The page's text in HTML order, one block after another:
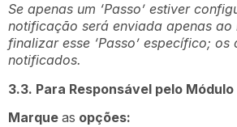
Se apenas um ‘Passo’ estiver
notificação será enviada apenas ao
finalizar esse ‘Passo’ específico; os
notificados.
3.3. Para Responsável pelo Módulo
Marque as opções: